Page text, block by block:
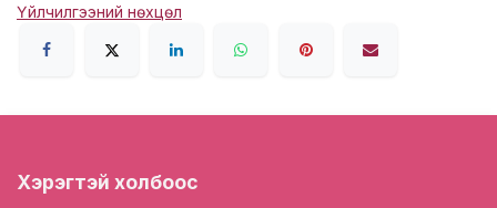
Үйлчилгээний нөхцөл
Хэрэгтэй холбоос